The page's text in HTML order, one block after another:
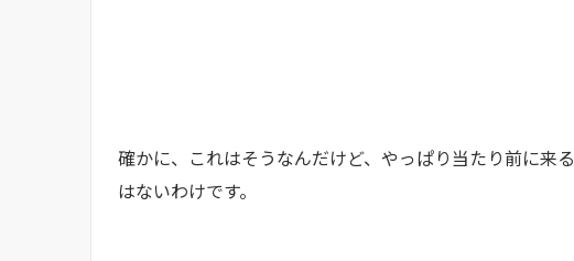
確かに、これはそうなんだけど、やっぱり当たり前に来
はないわけです。